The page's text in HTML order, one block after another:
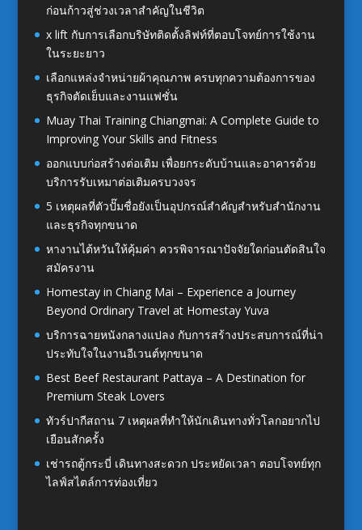
ก่อนก้าวสู่ช่วงเวลาสำคัญในชีวิต
x lift กับการเลือกบริษัทติดตั้งลิฟท์ที่ตอบโจทย์การใช้งาน
ในระยะยาว
เลือกแหล่งจำหน่ายผ้าคุณภาพ ครบทุกความต้องการของ
ธุรกิจตัดเย็บและงานแฟชั่น
Muay Thai Training Chiangmai: A Complete Guide to
Improving Your Skills and Fitness
ออกแบบก่อสร้างต่อเติม เพื่อยกระดับบ้านและอาคารด้วย
บริการรับเหมาต่อเติมครบวงจร
5 เหตุผลที่ตัวปั๊มชื่อยังเป็นอุปกรณ์สำคัญสำหรับสำนักงาน
และธุรกิจทุกขนาด
หางานไต้หวันให้คุ้มค่า ควรพิจารณาปัจจัยใดก่อนตัดสินใจ
สมัครงาน
Homestay in Chiang Mai – Experience a Journey
Beyond Ordinary Travel at Homestay Yuva
บริการฉายหนังกลางแปลง กับการสร้างประสบการณ์ที่น่า
ประทับใจในงานอีเวนต์ทุกขนาด
Best Beef Restaurant Pattaya – A Destination for
Premium Steak Lovers
ทัวร์ปากีสถาน 7 เหตุผลที่ทำให้นักเดินทางทั่วโลกอยากไป
เยือนสักครั้ง
เช่ารถตู้กระบี่ เดินทางสะดวก ประหยัดเวลา ตอบโจทย์ทุก
ไลฟ์สไตล์การท่องเที่ยว